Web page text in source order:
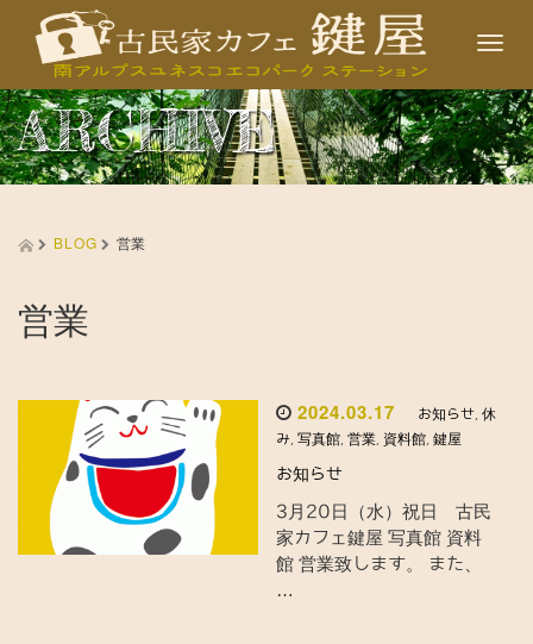
T
o
g
g
l
a
o
ARCHIVE
BLOG 営業
営業
2024.03.17 お知らせ, 休
み, 写真館, 営業, 資料館, 鍵屋
お知らせ
3月20日（水）祝日 古民
家カフェ鍵屋 写真館 資料
館 営業致します。 また、
…